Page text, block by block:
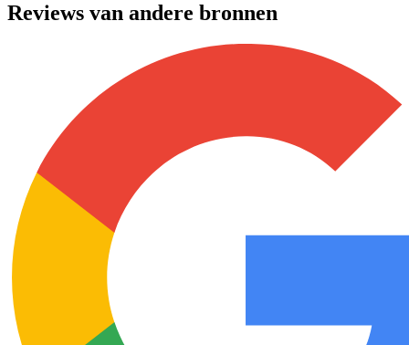
Reviews van andere bronnen